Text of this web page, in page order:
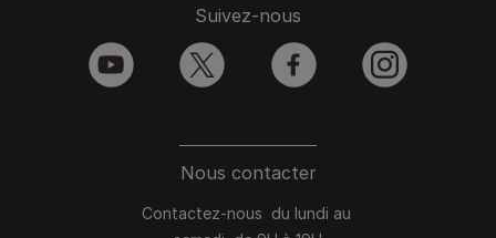
Nous contacter
Contactez-nous du lundi au
Suivez-nous
youtube twitter facebook instagram